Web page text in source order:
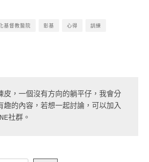
基督教醫院 彰基 心得 訓練
皮，一個沒有方向的躺平仔，我會分
趣的內容，若想一起討論，可以加入
社群。